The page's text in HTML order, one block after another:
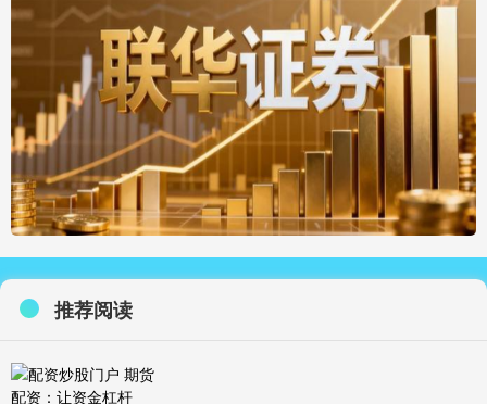
推荐阅读